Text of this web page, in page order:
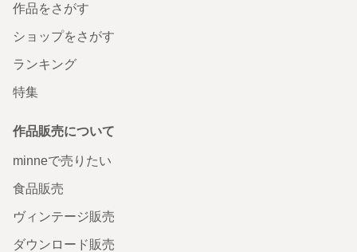
作品をさがす
ショップをさがす
ランキング
特集
作品販売について
minneで売りたい
食品販売
ヴィンテージ販売
ダウンロード販売